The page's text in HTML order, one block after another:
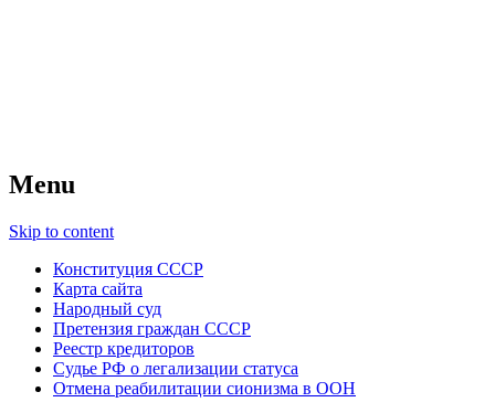
Menu
Skip to content
Конституция СССР
Карта сайта
Народный суд
Претензия граждан СССР
Реестр кредиторов
Судье РФ о легализации статуса
Отмена реабилитации сионизма в ООН